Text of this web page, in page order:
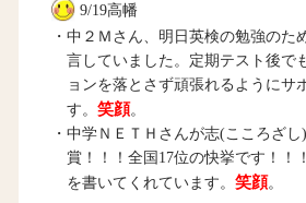
9/19高幡
・中２Ｍさん、明日英検の勉強のた
言していました。定期テスト後で
ョンを落とさず頑張れるようにサ
す。 笑顔。
・中学ＮＥＴＨさんが志(こころざ
賞！！！全国17位の快挙です！！
を書いてくれています。 笑顔。